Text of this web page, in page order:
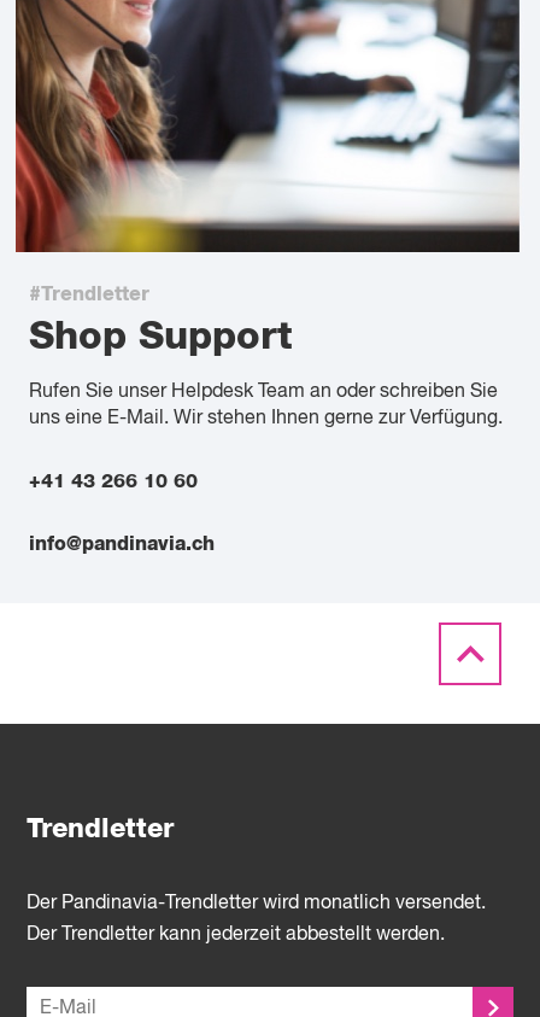
#Trendletter
Shop Support
Rufen Sie unser Helpdesk Team an oder schreiben Sie
uns eine E-Mail. Wir stehen Ihnen gerne zur Verfügung.
+41 43 266 10 60
info@pandinavia.ch
Trendletter
Der Pandinavia-Trendletter wird monatlich versendet.
Der Trendletter kann jederzeit abbestellt werden.